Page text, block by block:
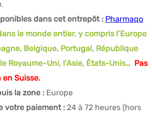
dans cet entrepôt : Pharmaqo
le monde entier, y compris l’Europe
Belgique, Portugal, République
Royaume-Uni, l’Asie, États-Unis…
Pas
en Suisse.
la zone : Europe
votre paiement : 24 à 72 heures (hors